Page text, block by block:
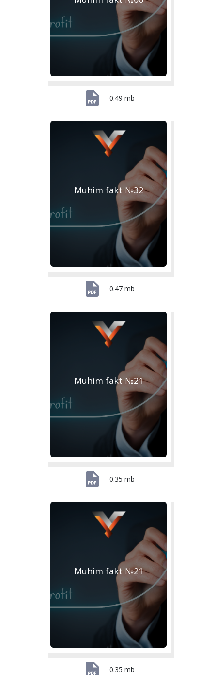
0.49 mb
Muhim fakt №32
0.47 mb
Muhim fakt №21
0.35 mb
Muhim fakt №21
0.35 mb